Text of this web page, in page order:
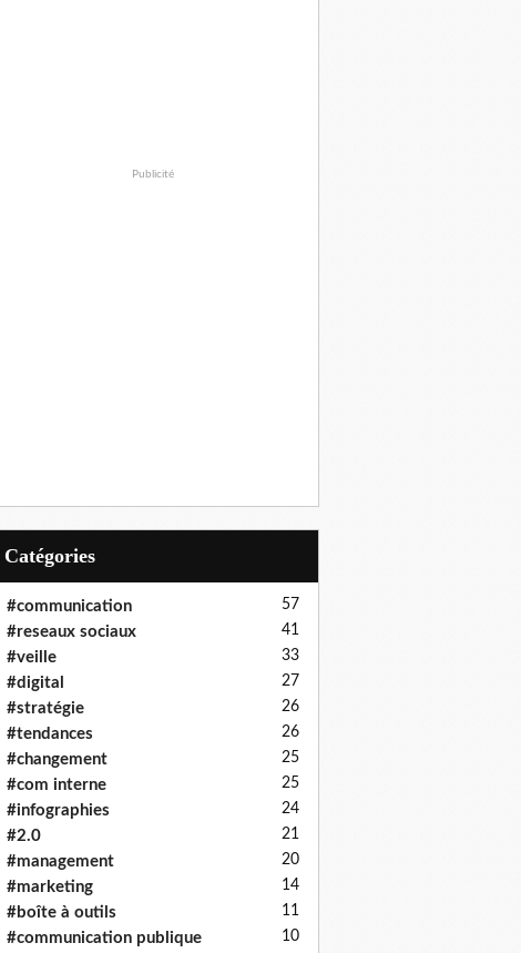
Publicité
Catégories
#communication 57
#reseaux sociaux 41
#veille 33
#digital 27
#stratégie 26
#tendances 26
#changement 25
#com interne 25
#infographies 24
#2.0 21
#management 20
#marketing 14
#boîte à outils 11
#communication publique 10